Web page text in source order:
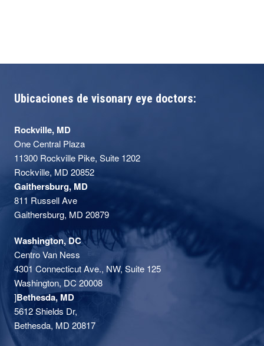
Ubicaciones de visonary eye doctors:
Rockville, MD
One Central Plaza
11300 Rockville Pike, Suite 1202
Rockville, MD 20852
Gaithersburg, MD
811 Russell Ave
Gaithersburg, MD 20879
Washington, DC
Centro Van Ness
4301 Connecticut Ave., NW, Suite 125
Washington, DC 20008
]Bethesda, MD
5612 Shields Dr,
Bethesda, MD 20817